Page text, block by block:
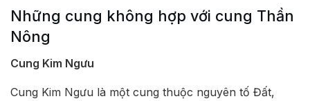
Những cung không hợp với cung Thần
Nông
Cung Kim Ngưu
Cung Kim Ngưu là một cung thuộc nguyên tố Đất,